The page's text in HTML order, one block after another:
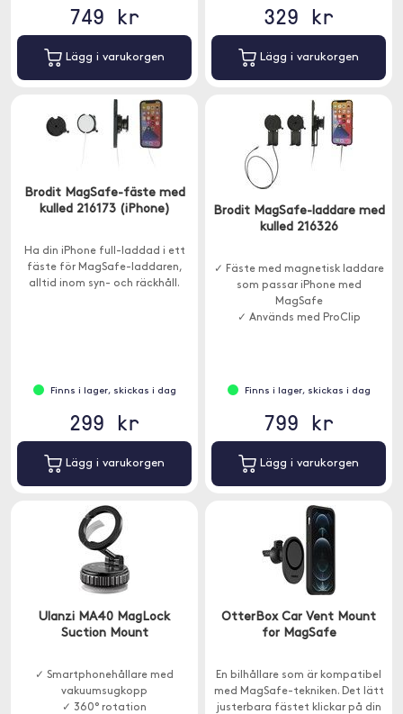
749 kr
Lägg i varukorgen
329 kr
Lägg i varukorgen
Brodit MagSafe-fäste med
kulled 216173 (iPhone)
Ha din iPhone full-laddad i ett
fäste för MagSafe-laddaren,
alltid inom syn- och räckhåll.
Finns i lager, skickas i dag
299 kr
Lägg i varukorgen
Brodit MagSafe-laddare med
kulled 216326
✓ Fäste med magnetisk laddare
som passar iPhone med
MagSafe
✓ Används med ProClip
Finns i lager, skickas i dag
799 kr
Lägg i varukorgen
Ulanzi MA40 MagLock
Suction Mount
✓ Smartphonehållare med
vakuumsugkopp
✓ 360° rotation
OtterBox Car Vent Mount
for MagSafe
En bilhållare som är kompatibel
med MagSafe-tekniken. Det lätt
justerbara fästet klickar på din